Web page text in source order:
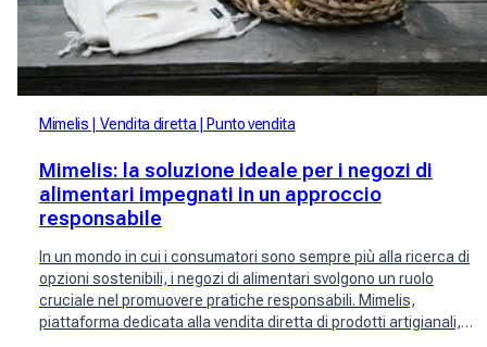
Mimelis Vendita diretta Punto vendita
Mimelis: la soluzione ideale per i negozi di
alimentari impegnati in un approccio
responsabile
In un mondo in cui i consumatori sono sempre più alla ricerca di
opzioni sostenibili, i negozi di alimentari svolgono un ruolo
cruciale nel promuovere pratiche responsabili. Mimelis,
piattaforma dedicata alla vendita diretta di prodotti artigianali,